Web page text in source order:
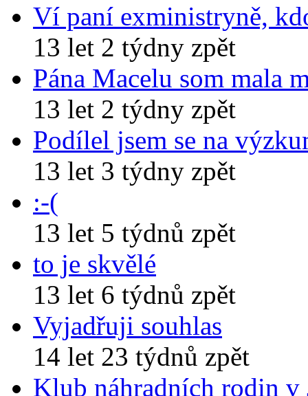
Ví paní exministryně,
13 let 2 týdny zpět
Pána Macelu som mala
13 let 2 týdny zpět
Podílel jsem se na
13 let 3 týdny zpět
:-(
13 let 5 týdnů zpět
to je skvělé
13 let 6 týdnů zpět
Vyjadřuji souhlas
14 let 23 týdnů zpět
Klub náhradních rodin v